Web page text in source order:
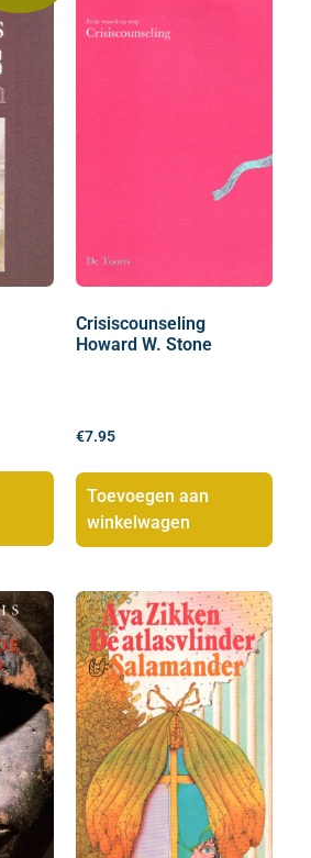
Crisiscounseling
Howard W. Stone
€7.95
Toevoegen aan
winkelwagen